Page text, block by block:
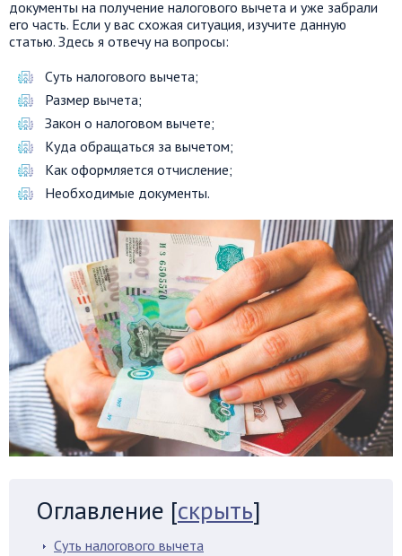
документы на получение налогового вычета и уже забрали
его часть. Если у вас схожая ситуация, изучите данную
статью. Здесь я отвечу на вопросы:
Суть налогового вычета;
Размер вычета;
Закон о налоговом вычете;
Куда обращаться за вычетом;
Как оформляется отчисление;
Необходимые документы.
Оглавление [скрыть]
Суть налогового вычета